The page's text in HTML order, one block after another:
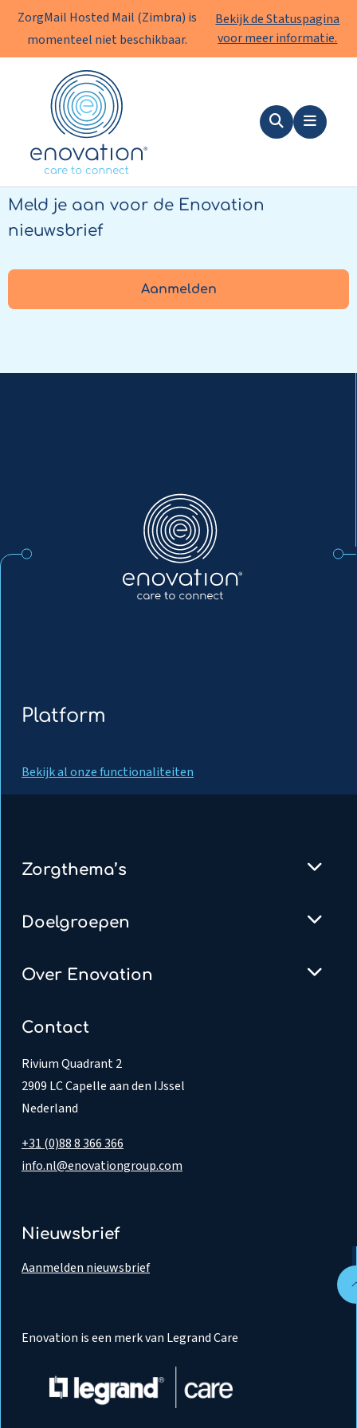
ZorgMail Hosted Mail (Zimbra) is
momenteel niet beschikbaar.
Bekijk de Statuspagina
voor meer informatie.
Enovation
ZoekenMenu
Altijd op de hoogte?
Meld je aan voor de Enovation
nieuwsbrief
Aanmelden
Platform
Bekijk al onze functionaliteiten
Zorgthema’s
Doelgroepen
Over Enovation
Contact
Rivium Quadrant 2
2909 LC Capelle aan den IJssel
Nederland
+31 (0)88 8 366 366
info.nl@enovationgroup.com
Nieuwsbrief
Aanmelden nieuwsbrief
Enovation is een merk van Legrand Care